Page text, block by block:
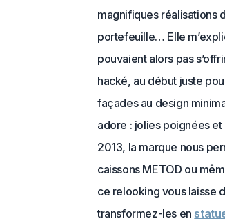
magnifiques réalisations
portefeuille… Elle
pouvaient alors pas
hacké, au début juste
façades au design
adore : jolies poignées et
2013, la marque nous
caissons METOD ou
ce relooking vous laisse
transformez-les en